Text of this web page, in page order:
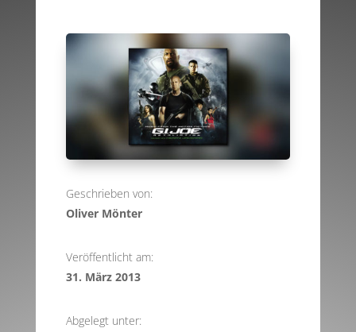
Geschrieben von:
Oliver Mönter
Veröffentlicht am:
31. März 2013
Abgelegt unter: